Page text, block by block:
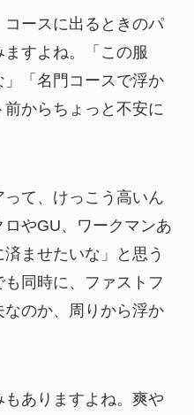
ースに出るときのパ
すよね。「この服
「名門コースで浮か
からちょっと不安に
て、けっこう高いん
やGU、ワークマンあ
ませたいな」と思う
同時に、ファストフ
なのか、周りから浮か
ありますよね。爽や